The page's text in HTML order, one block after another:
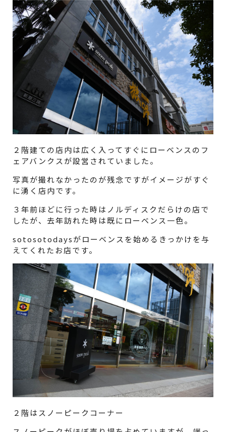
２階建ての店内は広く入ってすぐにローベンスのフ
ェアバンクスが設営されていました。
写真が撮れなかったのが残念ですがイメージがすぐ
に湧く店内です。
３年前ほどに行った時はノルディスクだらけの店で
したが、去年訪れた時は既にローベンス一色。
sotosotodaysがローベンスを始めるきっかけを与
えてくれたお店です。
２階はスノーピークコーナー